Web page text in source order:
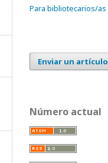
Para bibliotecarios/as
Enviar un artículo
Número actual